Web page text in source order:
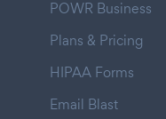
POWR Business
Plans & Pricing
HIPAA Forms
Email Blast